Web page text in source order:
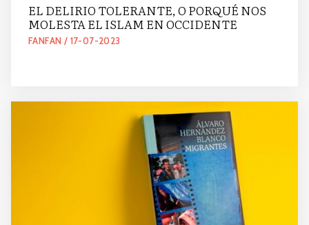
EL DELIRIO TOLERANTE, O PORQUÉ NOS
MOLESTA EL ISLAM EN OCCIDENTE
FANFAN / 17-07-2023